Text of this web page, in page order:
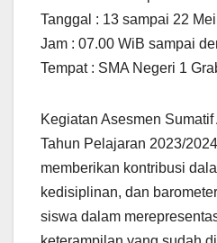
Tanggal : 13 sampai 22
Jam : 07.00 WiB sampai
Tempat : SMA Negeri 1
Kegiatan Asesmen
Tahun Pelajaran 2023/
memberikan kontribusi
kedisiplinan, dan
siswa dalam